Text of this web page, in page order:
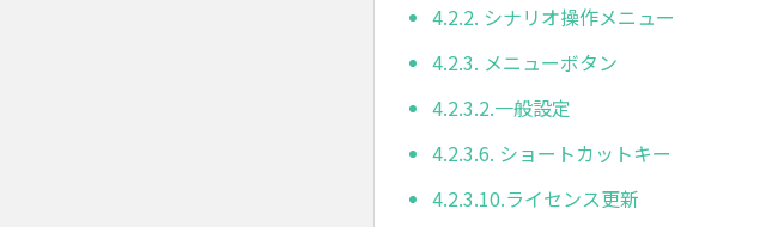
4.2.2. シナリオ操作メニュー
4.2.3. メニューボタン
4.2.3.2.一般設定
4.2.3.6. ショートカットキー
4.2.3.10.ライセンス更新